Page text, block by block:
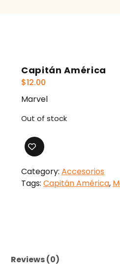
Capitán América
$12.00
Marvel
Out of stock
Category:Accesorios
Tags:Capitán América,
Reviews (0)